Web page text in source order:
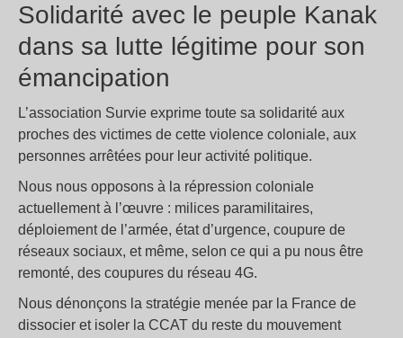
Solidarité avec le peuple Kanak
dans sa lutte légitime pour son
émancipation
L’association Survie exprime toute sa solidarité aux
proches des victimes de cette violence coloniale, aux
personnes arrêtées pour leur activité politique.
Nous nous opposons à la répression coloniale
actuellement à l’œuvre : milices paramilitaires,
déploiement de l’armée, état d’urgence, coupure de
réseaux sociaux, et même, selon ce qui a pu nous être
remonté, des coupures du réseau 4G.
Nous dénonçons la stratégie menée par la France de
dissocier et isoler la CCAT du reste du mouvement